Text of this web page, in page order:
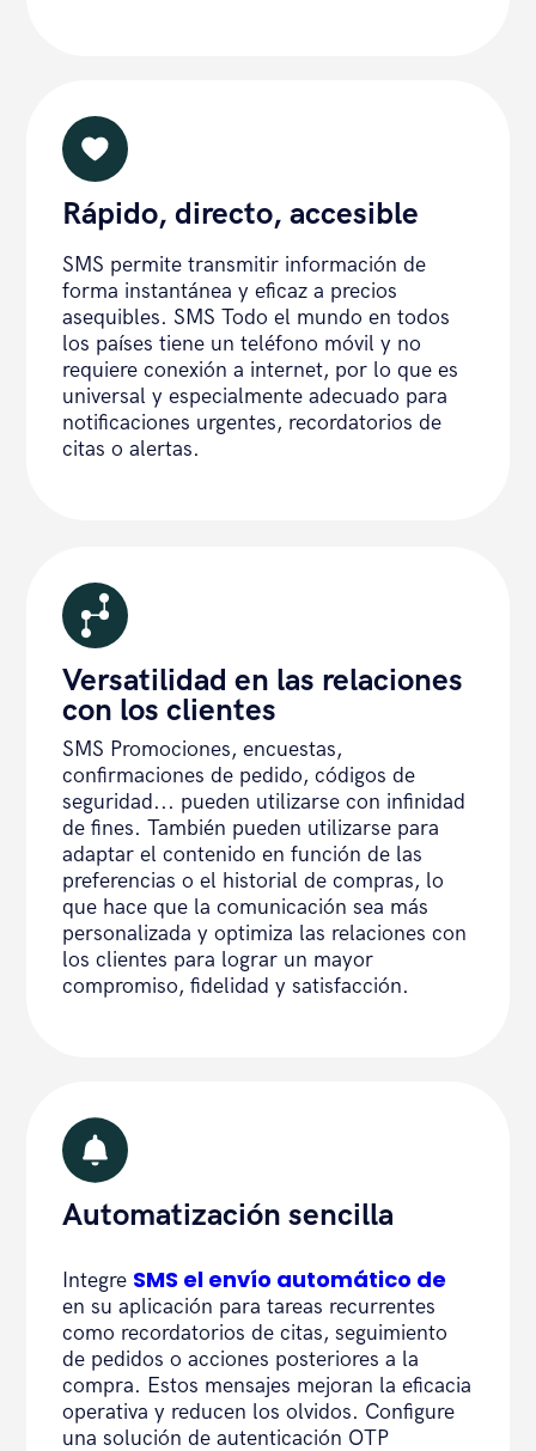
Rápido, directo, accesible
SMS permite transmitir información de
forma instantánea y eficaz a precios
asequibles. SMS Todo el mundo en todos
los países tiene un teléfono móvil y no
requiere conexión a internet, por lo que es
universal y especialmente adecuado para
notificaciones urgentes, recordatorios de
citas o alertas.
Versatilidad en las relaciones
con los clientes
SMS Promociones, encuestas,
confirmaciones de pedido, códigos de
seguridad... pueden utilizarse con infinidad
de fines. También pueden utilizarse para
adaptar el contenido en función de las
preferencias o el historial de compras, lo
que hace que la comunicación sea más
personalizada y optimiza las relaciones con
los clientes para lograr un mayor
compromiso, fidelidad y satisfacción.
Automatización sencilla
Integre SMS el envío automático de
en su aplicación para tareas recurrentes
como recordatorios de citas, seguimiento
de pedidos o acciones posteriores a la
compra. Estos mensajes mejoran la eficacia
operativa y reducen los olvidos. Configure
una solución de autenticación OTP